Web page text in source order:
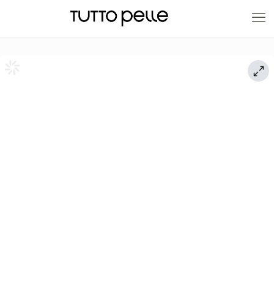
20% EN PRODUCTOS A FABRICACIÓN